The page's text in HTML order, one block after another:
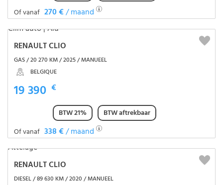
Of vanaf 270 €/ maand
RENAULT CLIO
GAS / 20 270 KM / 2025 / MANUEEL
BELGIQUE
19 390 €
BTW 21%
BTW aftrekbaar
Of vanaf 338 €/ maand
RENAULT CLIO
DIESEL / 89 630 KM / 2020 / MANUEEL